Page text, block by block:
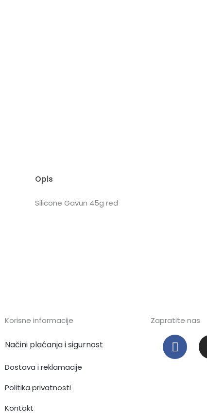
Opis
Silicone Gavun 45g red
Korisne informacije
Načini plaćanja i sigurnost
Dostava i reklamacije
Politika privatnosti
Kontakt
Zapratite nas
F
a
c